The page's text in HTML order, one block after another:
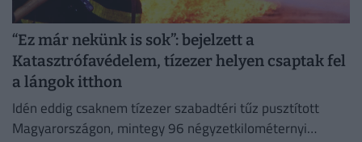
“Ez már nekünk is sok”: bejelzett a
Katasztrófavédelem, tízezer helyen csaptak fel
a lángok itthon
Idén eddig csaknem tízezer szabadtéri tűz pusztított
Magyarországon, mintegy 96 négyzetkilométernyi